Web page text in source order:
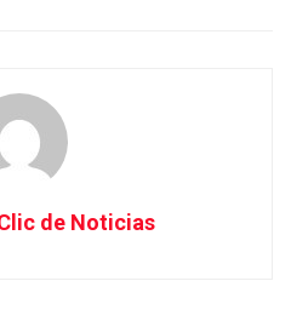
de Noticias